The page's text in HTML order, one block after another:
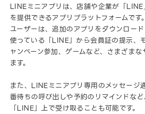
LINEミニアプリは、店舗や企業が「
を提供できるアプリプラットフォームです。
ユーザーは、追加のアプリをダウンロー
使っている「LINE」から会員証の提示、
ャンペーン参加、ゲームなど、さまざま
ます。
また、LINEミニアプリ専用のメッセージ
番待ちの呼び出しや予約のリマインドな
「LINE」上で受け取ることも可能です。